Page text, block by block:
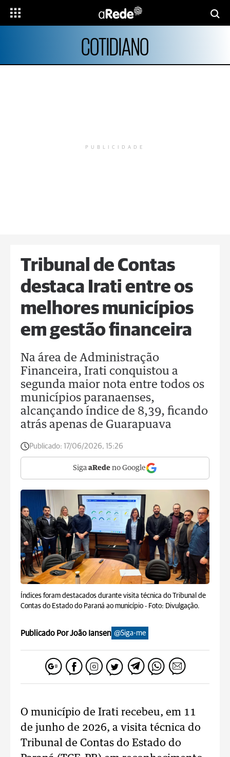
COTIDIANO
PUBLICIDADE
Tribunal de Contas
destaca Irati entre os
melhores municípios
em gestão financeira
Na área de Administração
Financeira, Irati conquistou a
segunda maior nota entre todos os
municípios paranaenses,
alcançando índice de 8,39, ficando
atrás apenas de Guarapuava
Publicado: 17/06/2026, 15:26
Siga aRede no Google
Índices foram destacados durante visita técnica do Tribunal de
Contas do Estado do Paraná ao município - Foto: Divulgação.
Publicado Por João Iansen @Siga-me
O município de Irati recebeu, em 11
de junho de 2026, a visita técnica do
Tribunal de Contas do Estado do